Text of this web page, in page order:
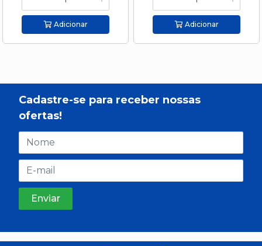
Adicionar Adicionar
Cadastre-se para receber nossas
ofertas!